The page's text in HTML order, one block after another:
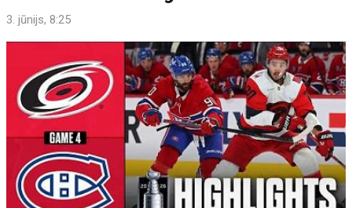
3. jūnijs, 8:25